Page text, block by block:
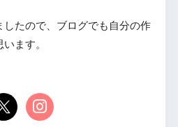
したので、ブログでも自分の作
ます。